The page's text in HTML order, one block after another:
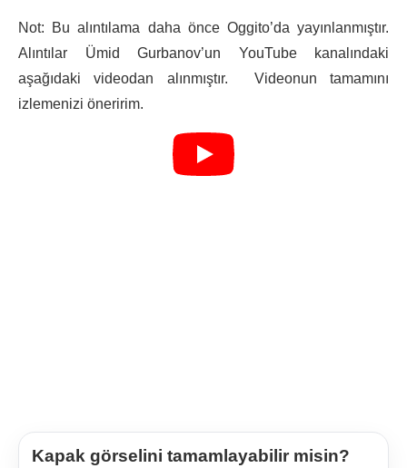
Not: Bu alıntılama daha önce Oggito’da yayınlanmıştır.
Alıntılar Ümid Gurbanov’un YouTube kanalındaki
aşağıdaki videodan alınmıştır. Videonun tamamını
izlemenizi öneririm.
Kapak görselini tamamlayabilir misin?